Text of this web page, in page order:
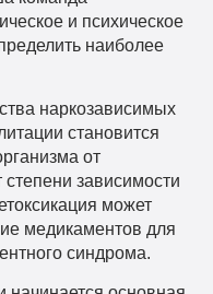
и психическое
наиболее
наркозависимых
становится
от
степени зависимости
может
медикаментов для
синдрома.